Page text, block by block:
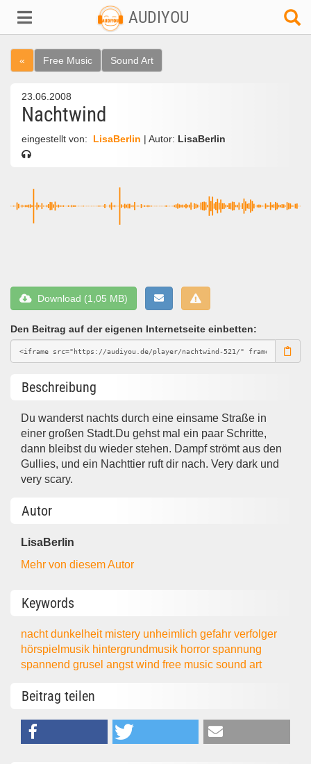
AUDIYOU
« Free Music Sound Art
23.06.2008
Nachtwind
eingestellt von: LisaBerlin | Autor: LisaBerlin
Download (1,05 MB)
Den Beitrag auf der eigenen Internetseite einbetten:
Beschreibung
Du wanderst nachts durch eine einsame Straße in
einer großen Stadt.Du gehst mal ein paar Schritte,
dann bleibst du wieder stehen. Dampf strömt aus den
Gullies, und ein Nachttier ruft dir nach. Very dark und
very scary.
Autor
LisaBerlin
Mehr von diesem Autor
Keywords
nachtdunkelheit mistery unheimlichgefahrverfolger
hörspielmusik hintergrundmusik horrorspannung
spannendgruselangstwindfree musicsound art
Beitrag teilen